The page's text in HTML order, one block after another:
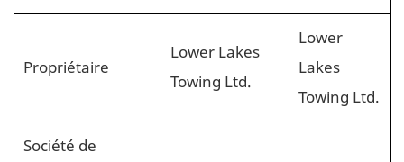
Propriétaire
Lower Lakes
Towing Ltd.
Lower
Lakes
Towing Ltd.
Société de